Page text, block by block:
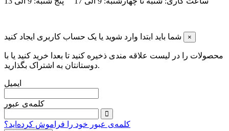
شما باید ابتدا وارد شوید یا یک حساب کاربری ایجاد کنید ×
محصولات را در لیست علاقه مندی ذخیره کنید تا بعدا خرید کنید یا با
دوستانتان به اشتراک بگذارید.
ایمیل
کلمه‌ی عبور
کلمه‌ی عبور خود را فراموش کرده‌اید؟